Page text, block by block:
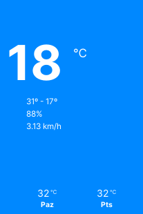
18 ℃
31º - 17º
88%
3.13 km/h
32 ℃
Paz
32 ℃
Pts